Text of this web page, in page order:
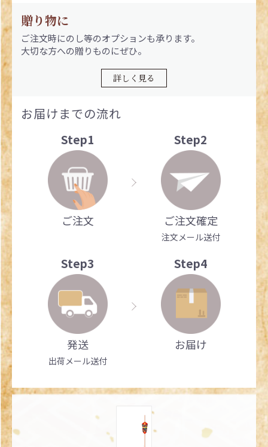
贈り物に
ご注文時にのし等のオプションも承ります。
大切な方への贈りものにぜひ。
詳しく見る
お届けまでの流れ
Step1
ご注文
Step2
ご注文確定
注文メール送付
Step3
発送
出荷メール送付
Step4
お届け